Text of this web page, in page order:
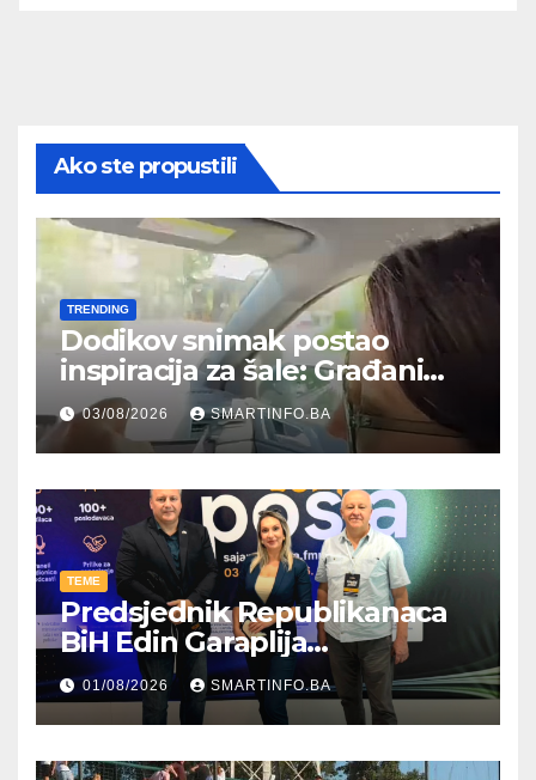
Ako ste propustili
TRENDING
Dodikov snimak postao
inspiracija za šale: Građani
kroz parodiju poslali poruku
03/08/2026 SMARTINFO.BA
TEME
Predsjednik Republikanaca
BiH Edin Garaplija
prisustvovao prezentaciji
Federalnog sajma
zapošljavanja
01/08/2026 SMARTINFO.BA